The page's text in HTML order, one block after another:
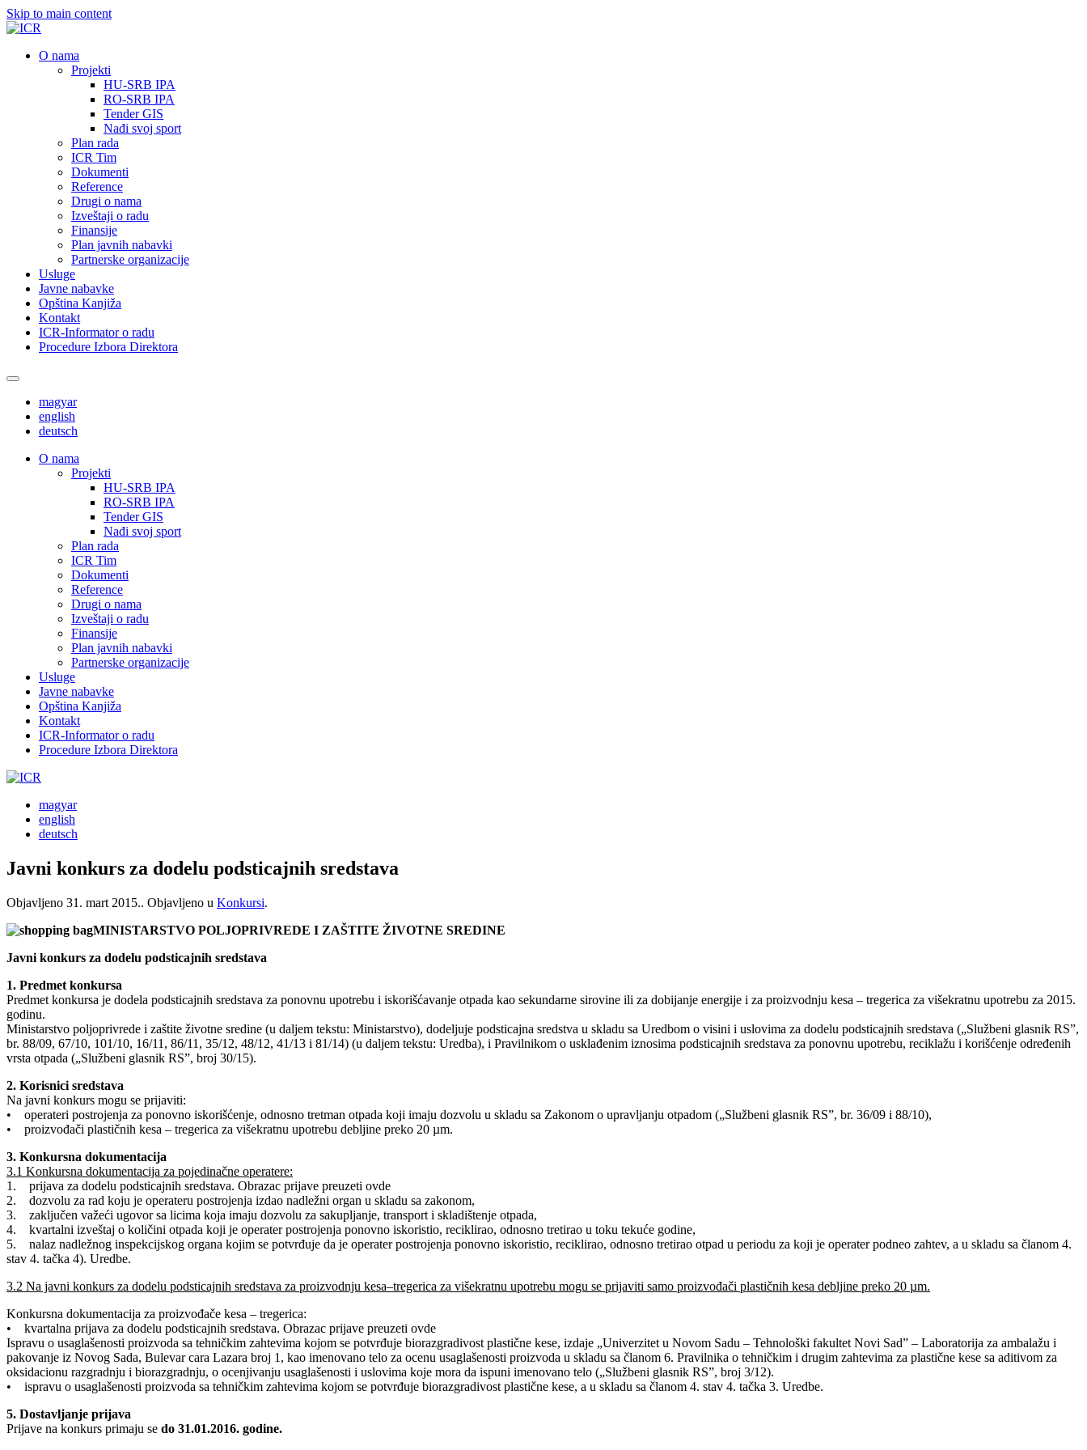
Skip to main content
О nama
Projekti
HU-SRB IPA
RO-SRB IPA
Tender GIS
Nađi svoj sport
Plan rada
ICR Tim
Dokumenti
Reference
Drugi o nama
Izveštaji o radu
Finansije
Plan javnih nabavki
Partnerske organizacije
Usluge
Javne nabavke
Opština Kanjiža
Kontakt
ICR-Informator o radu
Procedure Izbora Direktora
magyar
english
deutsch
О nama
Projekti
HU-SRB IPA
RO-SRB IPA
Tender GIS
Nađi svoj sport
Plan rada
ICR Tim
Dokumenti
Reference
Drugi o nama
Izveštaji o radu
Finansije
Plan javnih nabavki
Partnerske organizacije
Usluge
Javne nabavke
Opština Kanjiža
Kontakt
ICR-Informator o radu
Procedure Izbora Direktora
magyar
english
deutsch
Javni konkurs za dodelu podsticajnih sredstava
Objavljeno 31. mart 2015.. Objavljeno u Konkursi.
MINISTARSTVO POLJOPRIVREDE I ZAŠTITE ŽIVOTNE SREDINE
Javni konkurs za dodelu podsticajnih sredstava
1. Predmet konkursa
Predmet konkursa je dodela podsticajnih sredstava za ponovnu upotrebu i iskorišćavanje otpada kao sekundarne sirovine ili za dobijanje energije i za proizvodnju kesa – tregerica za višekratnu upotrebu za 2015.
godinu.
Ministarstvo poljoprivrede i zaštite životne sredine (u daljem tekstu: Ministarstvo), dodeljuje podsticajna sredstva u skladu sa Uredbom o visini i uslovima za dodelu podsticajnih sredstava („Službeni glasnik RS”,
br. 88/09, 67/10, 101/10, 16/11, 86/11, 35/12, 48/12, 41/13 i 81/14) (u daljem tekstu: Uredba), i Pravilnikom o usklađenim iznosima podsticajnih sredstava za ponovnu upotrebu, reciklažu i korišćenje određenih
vrsta otpada („Službeni glasnik RS”, broj 30/15).
2. Korisnici sredstava
Na javni konkurs mogu se prijaviti:
• operateri postrojenja za ponovno iskorišćenje, odnosno tretman otpada koji imaju dozvolu u skladu sa Zakonom o upravljanju otpadom („Službeni glasnik RS”, br. 36/09 i 88/10),
• proizvođači plastičnih kesa – tregerica za višekratnu upotrebu debljine preko 20 µm.
3. Konkursna dokumentacija
3.1 Konkursna dokumentacija za pojedinačne operatere:
1. prijava za dodelu podsticajnih sredstava. Obrazac prijave preuzeti ovde
2. dozvolu za rad koju je operateru postrojenja izdao nadležni organ u skladu sa zakonom,
3. zaključen važeći ugovor sa licima koja imaju dozvolu za sakupljanje, transport i skladištenje otpada,
4. kvartalni izveštaj o količini otpada koji je operater postrojenja ponovno iskoristio, reciklirao, odnosno tretirao u toku tekuće godine,
5. nalaz nadležnog inspekcijskog organa kojim se potvrđuje da je operater postrojenja ponovno iskoristio, reciklirao, odnosno tretirao otpad u periodu za koji je operater podneo zahtev, a u skladu sa članom 4.
stav 4. tačka 4). Uredbe.
3.2 Na javni konkurs za dodelu podsticajnih sredstava za proizvodnju kesa–tregerica za višekratnu upotrebu mogu se prijaviti samo proizvođači plastičnih kesa debljine preko 20 µm.
Konkursna dokumentacija za proizvođače kesa – tregerica:
• kvartalna prijava za dodelu podsticajnih sredstava. Obrazac prijave preuzeti ovde
Ispravu o usaglašenosti proizvoda sa tehničkim zahtevima kojom se potvrđuje biorazgradivost plastične kese, izdaje „Univerzitet u Novom Sadu – Tehnološki fakultet Novi Sad” – Laboratorija za ambalažu i
pakovanje iz Novog Sada, Bulevar cara Lazara broj 1, kao imenovano telo za ocenu usaglašenosti proizvoda u skladu sa članom 6. Pravilnika o tehničkim i drugim zahtevima za plastične kese sa aditivom za
oksidacionu razgradnju i biorazgradnju, o ocenjivanju usaglašenosti i uslovima koje mora da ispuni imenovano telo („Službeni glasnik RS”, broj 3/12).
• ispravu o usaglašenosti proizvoda sa tehničkim zahtevima kojom se potvrđuje biorazgradivost plastične kese, a u skladu sa članom 4. stav 4. tačka 3. Uredbe.
5. Dostavljanje prijava
Prijave na konkurs primaju se do 31.01.2016. godine.